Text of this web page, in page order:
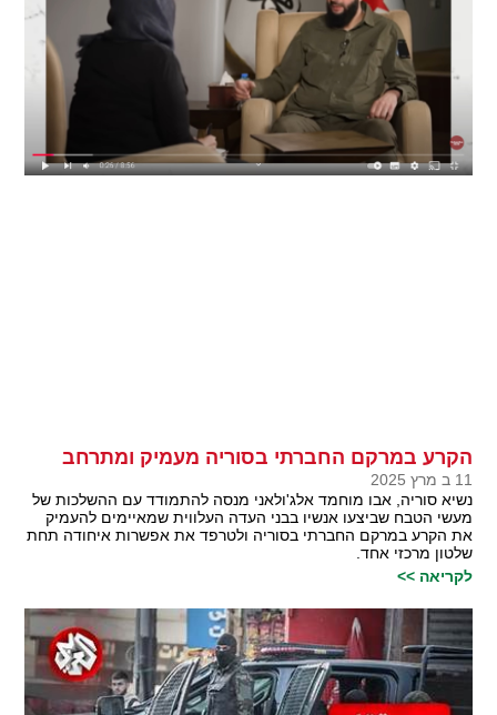
הקרע במרקם החברתי בסוריה מעמיק ומתרחב
11 ב מרץ 2025
נשיא סוריה, אבו מוחמד אלג'ולאני מנסה להתמודד עם ההשלכות של
מעשי הטבח שביצעו אנשיו בבני העדה העלווית שמאיימים להעמיק
את הקרע במרקם החברתי בסוריה ולטרפד את אפשרות איחודה תחת
שלטון מרכזי אחד.
לקריאה >>